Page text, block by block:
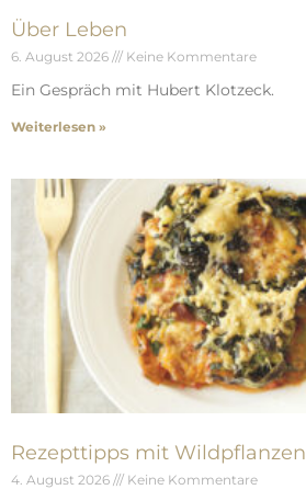
Über Leben
6. August 2026 Keine Kommentare
Ein Gespräch mit Hubert Klotzeck.
Weiterlesen »
Rezepttipps mit Wildpflanzen
4. August 2026 Keine Kommentare